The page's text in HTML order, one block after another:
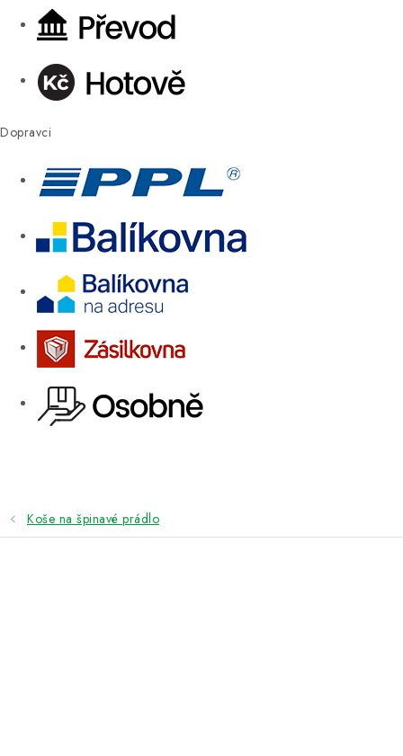
Dopravci
Koše na špinavé prádlo